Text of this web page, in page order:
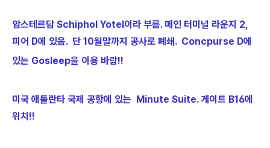
암스테르담 Schiphol Yotel이라 부름. 메인 터미널 라운지 2,
피어 D에 있음. 단 10월말까지 공사로 폐쇄. Concpurse D에
있는 Gosleep을 이용 바람!!
미국 애틀란타 국제 공항에 있는 Minute Suite. 게이트 B16에
위치!!